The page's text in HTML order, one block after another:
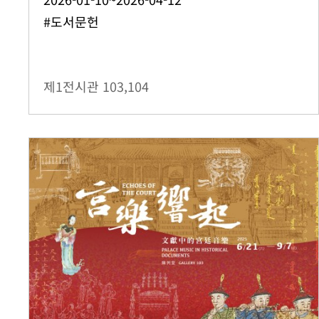
#도서문헌
제1전시관 103,104